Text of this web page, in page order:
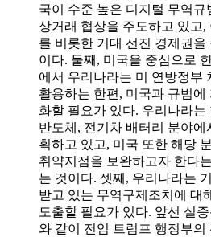
국이 수준 높은 디지털 무역
상거래 협상을 주도하고 있고
를 비롯한 거대 선진 경제권
이다. 둘째, 미국을 중심으로
에서 우리나라는 미 연방정부
활용하는 한편, 미국과 규범
화할 필요가 있다. 우리나라
반도체, 전기차 배터리 분야에
획하고 있고, 미국 또한 해당
취약지점을 보완하고자 한다
는 것이다. 셋째, 우리나라는
받고 있는 무역구제조치에 대
도출할 필요가 있다. 앞선 실
와 같이 전임 트럼프 행정부